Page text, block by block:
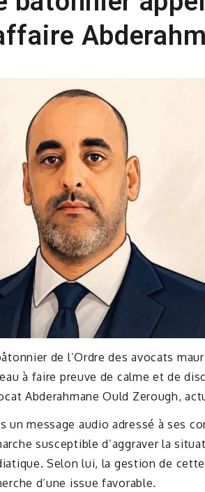
de l’Ordre des avocats
à faire preuve de calme et de
Abderahmane Ould Zerough,
un message audio adressé à ses
susceptible d’aggraver la
Selon lui, la gestion de
d’une issue favorable.